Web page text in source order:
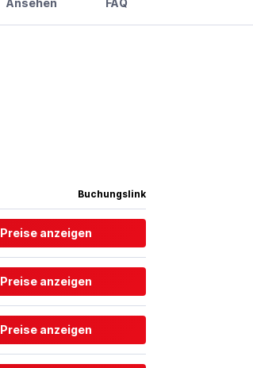
Buchungslink
Preise anzeigen
Preise anzeigen
Preise anzeigen